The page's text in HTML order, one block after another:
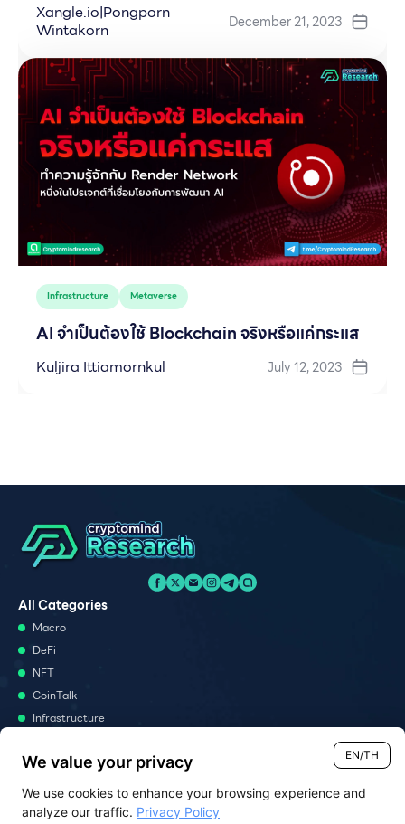
Xangle.io|Pongporn
Wintakorn
December 21, 2023
Infrastructure Metaverse
AI จำเป็นต้องใช้ Blockchain จริงหรือแค่กระแส
Kuljira Ittiamornkul July 12, 2023
All Categories
Macro
DeFi
NFT
CoinTalk
Infrastructure
Podcast
Monthly Report
Report
EN/TH
We value your privacy
We use cookies to enhance your browsing experience and
analyze our traffic. Privacy Policy